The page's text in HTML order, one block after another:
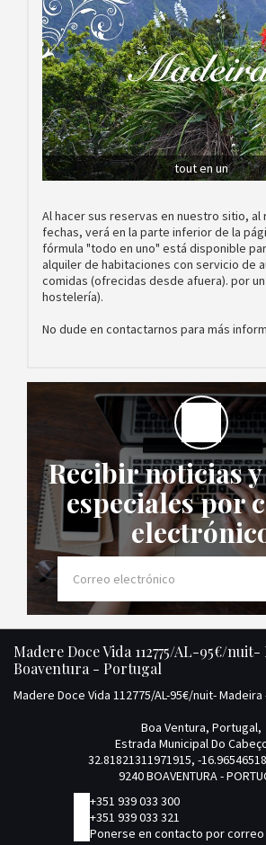
tout en un
Al hacer sus reservas en nuestro sitio, al
fechas, verá en la parte inferior de la
fórmula "todo en uno" está disponible
alquiler de habitaciones con servicio de
comidas (ofrecidas desde afuera). por
hostelería).
No dude en contactarnos para más
Recibir noticias
especiales por
Madere Doce Vida 112775/AL-95€/
Boaventura - Portugal
Madere Doce Vida 112775/AL-95€/nuit-
Boa Ventura, Portugal,
Estrada Municipal Do
32.81821311971915, -
9240 BOAVENTURA -
+351 939 033 300
+351 939 033 321
Ponerse en contacto por